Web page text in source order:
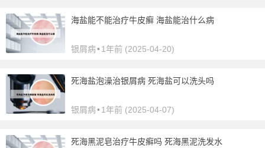
海盐能不能治疗牛皮癣 海盐能治什么病
银屑病•1年前 (2025-04-20)
死海盐泡澡治银屑病 死海盐可以洗头吗
银屑病•1年前 (2025-04-07)
死海黑泥皂治疗牛皮癣吗 死海黑泥洗发水